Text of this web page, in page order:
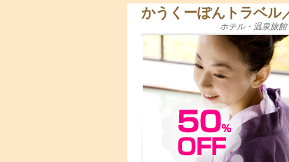
かうくーぽんトラベル
ホテル・温泉旅